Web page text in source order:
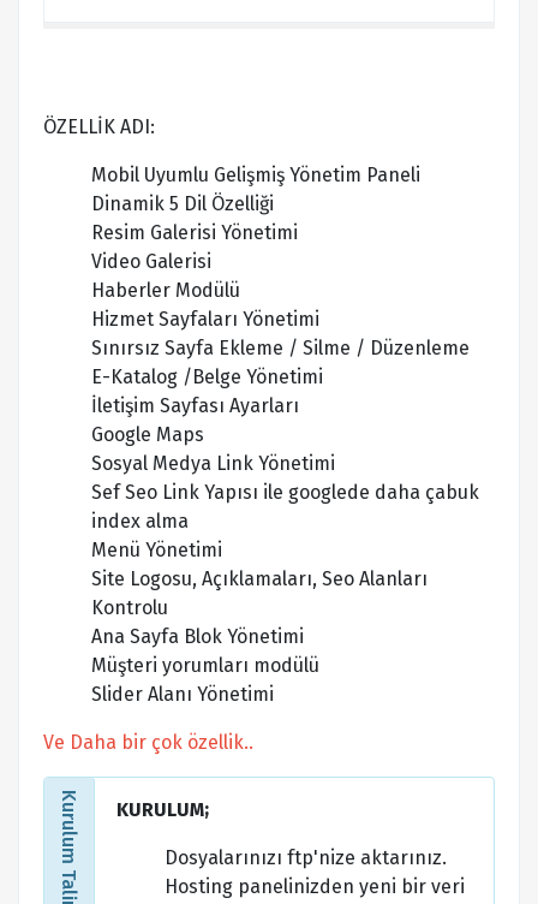
ÖZELLİK ADI:
Mobil Uyumlu Gelişmiş Yönetim Paneli
Dinamik 5 Dil Özelliği
Resim Galerisi Yönetimi
Video Galerisi
Haberler Modülü
Hizmet Sayfaları Yönetimi
Sınırsız Sayfa Ekleme / Silme / Düzenleme
E-Katalog /Belge Yönetimi
İletişim Sayfası Ayarları
Google Maps
Sosyal Medya Link Yönetimi
Sef Seo Link Yapısı ile googlede daha çabuk
index alma
Menü Yönetimi
Site Logosu, Açıklamaları, Seo Alanları
Kontrolu
Ana Sayfa Blok Yönetimi
Müşteri yorumları modülü
Slider Alanı Yönetimi
Ve Daha bir çok özellik..
KURULUM;
Dosyalarınızı ftp'nize aktarınız.
Hosting panelinizden yeni bir veri